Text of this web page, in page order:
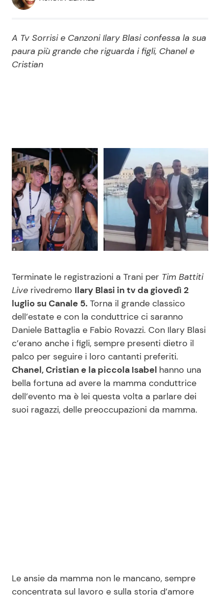
Economia
Persone Scomparse
Politica
Programmi TV
News Cinema
News Musica
News Spettacolo
News dal mondo
Benessere
Moda e Style
Mondo Mamma
News benessere
Salute
Viaggi e Turismo
Cucina e Ricette
Dolci
Le Ricette in TV
Primi Piatti
Ricette Facili e Veloci
Ricette Feste
Redazione
A Tv Sorrisi e Canzoni Ilary Blasi confessa la sua
paura più grande che riguarda i figli, Chanel e
Cristian
Terminate le registrazioni a Trani per Tim Battiti
Live rivedremo Ilary Blasi in tv da giovedì 2
luglio su Canale 5. Torna il grande classico
dell’estate e con la conduttrice ci saranno
Daniele Battaglia e Fabio Rovazzi. Con Ilary Blasi
c’erano anche i figli, sempre presenti dietro il
palco per seguire i loro cantanti preferiti.
Chanel, Cristian e la piccola Isabel hanno una
bella fortuna ad avere la mamma conduttrice
dell’evento ma è lei questa volta a parlare dei
suoi ragazzi, delle preoccupazioni da mamma.
Le ansie da mamma non le mancano, sempre
concentrata sul lavoro e sulla storia d’amore